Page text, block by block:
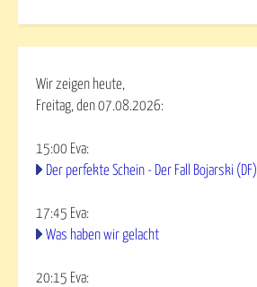
Wir zeigen heute,
Freitag, den 07.08.2026:
15:00 Eva:
Der perfekte Schein - Der Fall Bojarski (DF)
17:45 Eva:
Was haben wir gelacht
20:15 Eva: